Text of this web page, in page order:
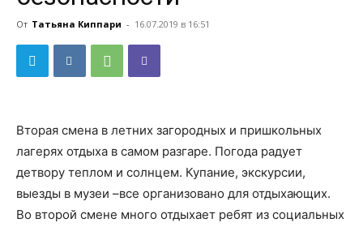
От Татьяна Киппари - 16.07.2019 в 16:51
Вторая смена в летних загородных и пришкольных
лагерях отдыха в самом разгаре. Погода радует
детвору теплом и солнцем. Купание, экскурсии,
выезды в музеи –все организовано для отдыхающих.
Во второй смене много отдыхает ребят из социальных